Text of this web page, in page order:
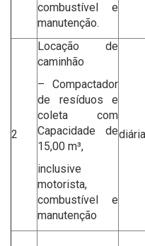
combustível e
manutenção.
2
Locação de
caminhão
– Compactador
de resíduos e
coleta com
Capacidade de
15,00 m³,
inclusive
motorista,
combustível e
manutenção
diária